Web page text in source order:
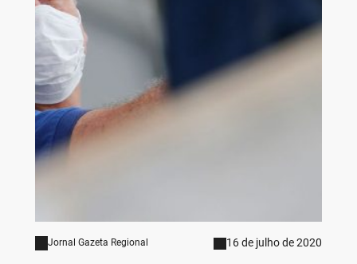
Jornal Gazeta Regional 16 de julho de 2020